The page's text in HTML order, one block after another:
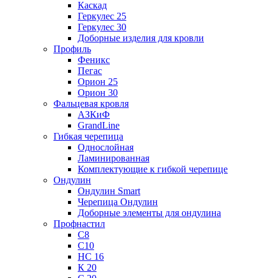
Каскад
Геркулес 25
Геркулес 30
Доборные изделия для кровли
Профиль
Феникс
Пегас
Орион 25
Орион 30
Фальцевая кровля
АЗКиФ
GrandLine
Гибкая черепица
Однослойная
Ламинированная
Комплектующие к гибкой черепице
Ондулин
Ондулин Smart
Черепица Ондулин
Доборные элементы для ондулина
Профнастил
С8
С10
НС 16
К 20